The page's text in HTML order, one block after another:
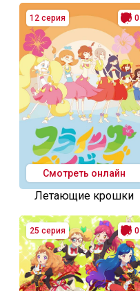
12 серия 0
Смотреть онлайн
Летающие крошки
25 серия 0